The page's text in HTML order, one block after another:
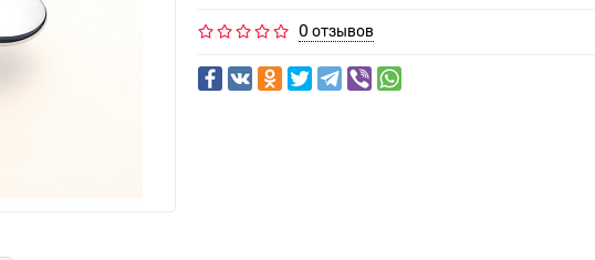
0 отзывов